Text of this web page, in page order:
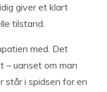
giver et klart
tilstand.
med. Det
– uanset om man
står i spidsen for en